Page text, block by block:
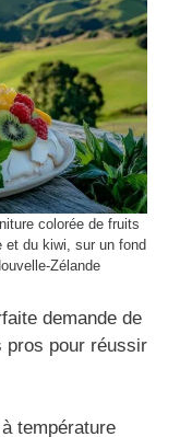
colorée de fruits
et du kiwi, sur un fond
Zélande
demande de
pros pour réussir
température